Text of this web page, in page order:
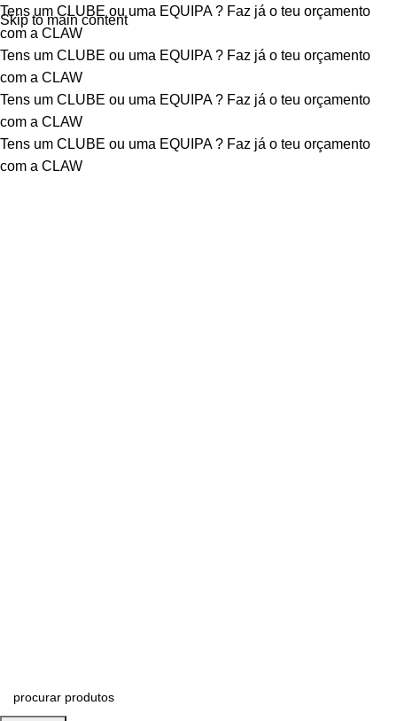
Skip to main content
Tens um CLUBE ou uma EQUIPA ? Faz já o teu orçamento
com a CLAW
Tens um CLUBE ou uma EQUIPA ? Faz já o teu orçamento
com a CLAW
Tens um CLUBE ou uma EQUIPA ? Faz já o teu orçamento
com a CLAW
Tens um CLUBE ou uma EQUIPA ? Faz já o teu orçamento
com a CLAW